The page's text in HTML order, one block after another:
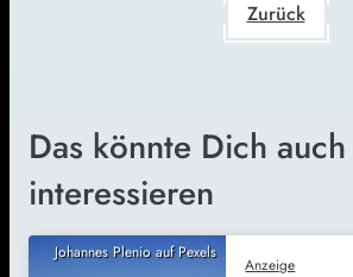
Zurück
Das könnte Dich auch
interessieren
Johannes Plenio auf Pexels
Anzeige